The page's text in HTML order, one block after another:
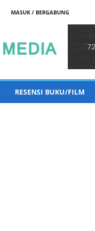
MASUK / BERGABUNG
RESENSI BUKU/FILM